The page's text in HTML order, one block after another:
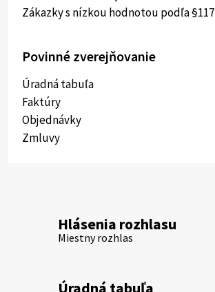
Zákazky s nízkou hodnotou podľa §117
Povinné zverejňovanie
Úradná tabuľa
Faktúry
Objednávky
Zmluvy
Hlásenia rozhlasu
Miestny rozhlas
Úradná tabuľa